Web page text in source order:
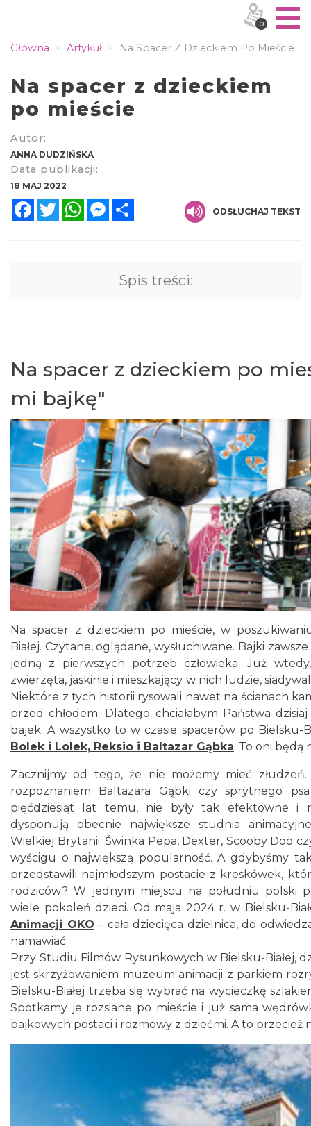
Główna Artykuł Na Spacer Z Dzieckiem Po Mieście
Na spacer z dzieckiem
po mieście
Autor:
ANNA DUDZIŃSKA
Data publikacji:
18 MAJ 2022
FacebookTwitterWhatsAppMessenger
ODSŁUCHAJ TEKST
Spis treści:
Na spacer z dzieckiem po
mi bajkę"
Na spacer z dzieckiem po mieście, w
Białej. Czytane, oglądane, wysłuchiwane. Bajki
jedną z pierwszych potrzeb człowieka. Już
zwierzęta, jaskinie i mieszkający w nich ludzie,
Niektóre z tych historii rysowali nawet na ścianach
przed chłodem. Dlatego chciałabym Państwa
bajek. A wszystko to w czasie spacerów po Bielsku-
Bolek i Lolek, Reksio i Baltazar Gąbka. To oni będą
Zacznijmy od tego, że nie możemy mieć
rozpoznaniem Baltazara Gąbki czy sprytnego
pięćdziesiąt lat temu, nie były tak efektowne i
dysponują obecnie największe studnia
Wielkiej Brytanii. Świnka Pepa, Dexter, Scooby Doo
wyścigu o największą popularność. A gdybyśmy
przedstawili najmłodszym postacie z kreskówek,
rodziców? W jednym miejscu na południu polski
wiele pokoleń dzieci. Od maja 2024 r. w Bielsku-
Animacji OKO – cała dziecięca dzielnica, do
namawiać.
Przy Studiu Filmów Rysunkowych w Bielsku-Białej,
jest skrzyżowaniem muzeum animacji z parkiem
Bielsku-Białej trzeba się wybrać na wycieczkę
Spotkamy je rozsiane po mieście i już sama
bajkowych postaci i rozmowy z dziećmi. A to przecież
0